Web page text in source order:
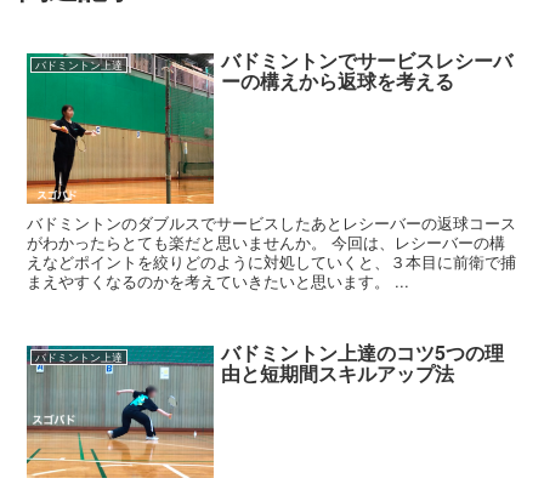
バドミントン上達 バドミントンでサービスレシーバ
ーの構えから返球を考える
バドミントンのダブルスでサービスしたあとレシーバーの返球コース
がわかったらとても楽だと思いませんか。 今回は、レシーバーの構
えなどポイントを絞りどのように対処していくと、３本目に前衛で捕
まえやすくなるのかを考えていきたいと思います。 ...
バドミントン上達 バドミントン上達のコツ5つの理
由と短期間スキルアップ法